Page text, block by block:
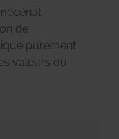
de
purement
valeurs du